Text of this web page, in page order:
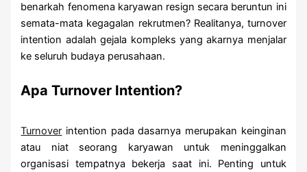
benarkah fenomena karyawan resign secara beruntun ini
semata-mata kegagalan rekrutmen? Realitanya, turnover
intention adalah gejala kompleks yang akarnya menjalar
ke seluruh budaya perusahaan.
Apa Turnover Intention?
Turnover intention pada dasarnya merupakan keinginan
atau niat seorang karyawan untuk meninggalkan
organisasi tempatnya bekerja saat ini. Penting untuk